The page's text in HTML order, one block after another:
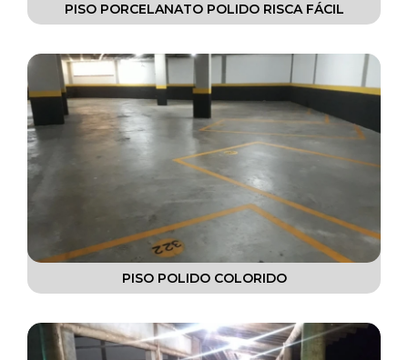
PISO PORCELANATO POLIDO RISCA FÁCIL
PISO POLIDO COLORIDO